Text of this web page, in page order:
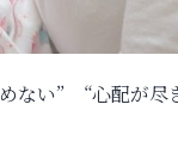
ない” “心配が尽